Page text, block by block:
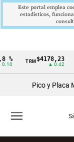
Cintillo
Colombia
% TRM$4178,23
▲ 0.42
Pico y Placa
menu
Este portal emplea
estadísticos,